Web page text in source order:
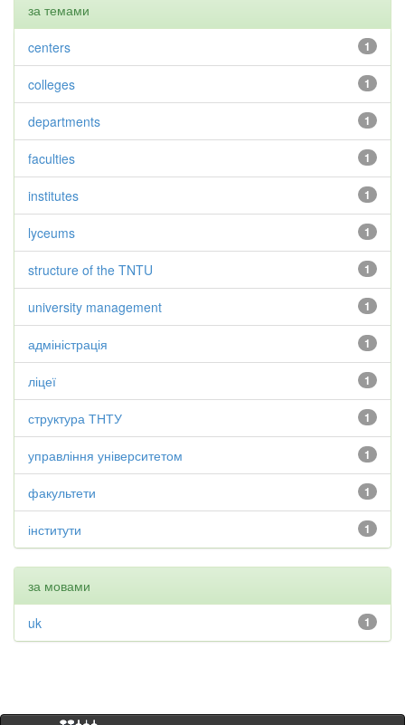
за темами
1
centers
1
colleges
1
departments
1
faculties
1
institutes
1
lyceums
1
structure of the TNTU
1
university management
1
адміністрація
1
ліцеї
1
структура ТНТУ
1
управління університетом
1
факультети
1
інститути
за мовами
1
uk